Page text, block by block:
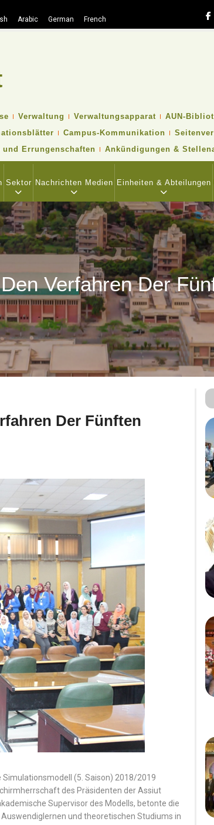
Arabic German French
Verwaltung Verwaltungsapparat AUN-
Campus-Kommunikation
und Errungenschaften
Ankündigungen &
Sektor Nachrichten Medien Einheiten & Abteilungen
Verfahren Der
Der Fünften
(5. Saison) 2018/2019
des Präsidenten der Assiut
Supervisor des Modells, betonte die
und theoretischen Studiums in